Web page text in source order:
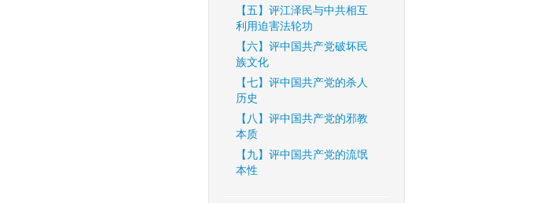
【五】评江泽民与中共相互
利用迫害法轮功
【六】评中国共产党破坏民
族文化
【七】评中国共产党的杀人
历史
【八】评中国共产党的邪教
本质
【九】评中国共产党的流氓
本性